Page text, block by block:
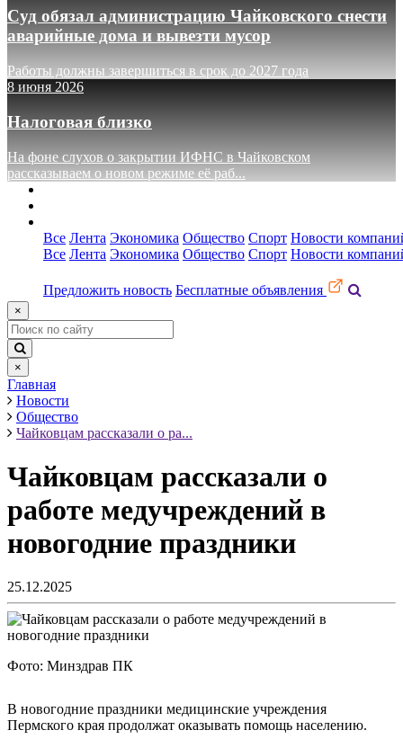
Суд обязал администрацию Чайковского снести
аварийные дома и вывезти мусор
Работы должны завершиться в срок до 2027 года
8 июня 2026
Налоговая близко
На фоне слухов о закрытии ИФНС в Чайковском
рассказываем о новом режиме её раб...
Все Лента Экономика Общество Спорт Новости
Все Лента Экономика Общество Спорт Новости
Предложить новость Бесплатные объявления
×
×
Главная
Новости
Общество
Чайковцам рассказали о ра...
Чайковцам рассказали о
работе медучреждений в
новогодние праздники
25.12.2025
Фото: Минздрав ПК
В новогодние праздники медицинские учреждения
Пермского края продолжат оказывать помощь населению.